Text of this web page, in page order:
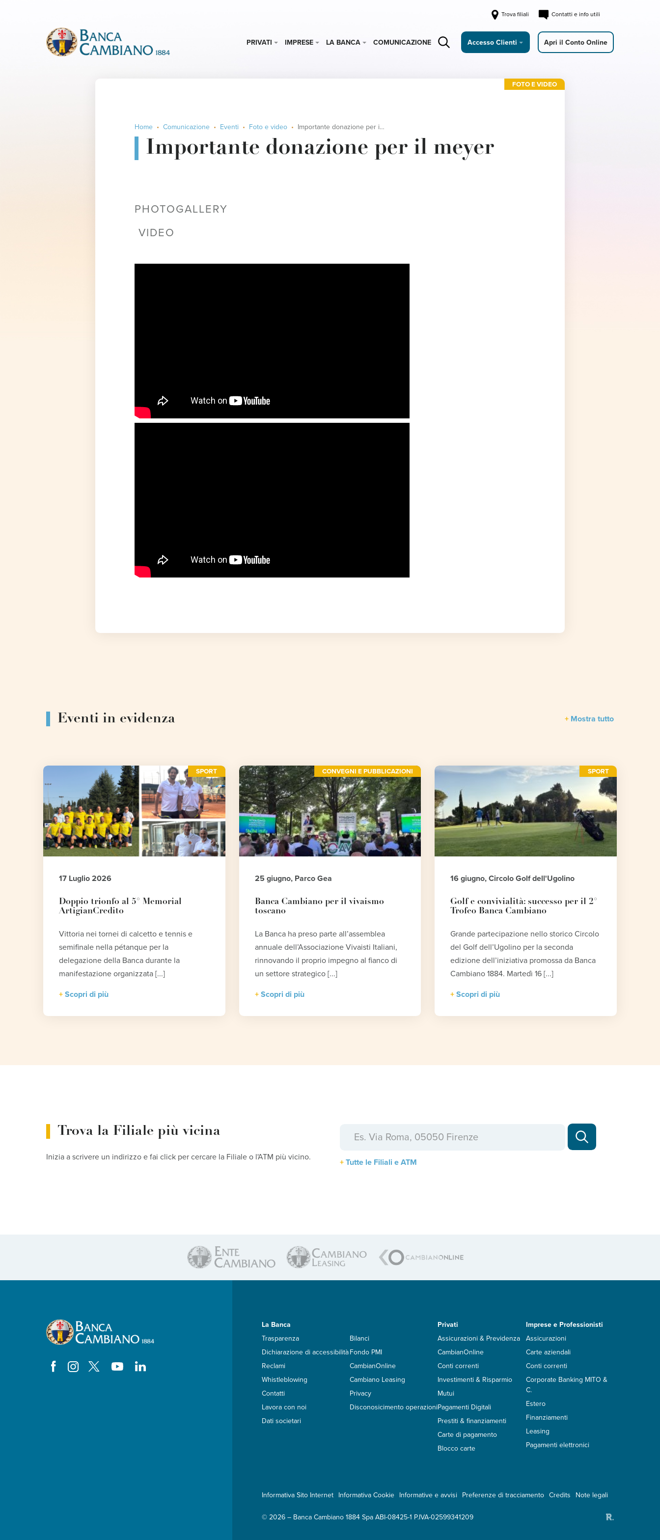
Trova filiali Contatti e info utili
PRIVATI IMPRESE LA BANCA COMUNICAZIONE Accesso Clienti Apri il Conto Online
Home Comunicazione Eventi Foto e video Importante donazione per il meyer
Importante donazione per il meyer
FOTO E VIDEO
PHOTOGALLERY
VIDEO
Eventi in evidenza Mostra tutto
SPORT
17 Luglio 2026
Doppio trionfo al 5° Memorial
ArtigianCredito
Vittoria nei tornei di calcetto e tennis e
semifinale nella pétanque per la
delegazione della Banca durante la
manifestazione organizzata [...]
Scopri di più
CONVEGNI E PUBBLICAZIONI
25 giugno, Parco Gea
Banca Cambiano per il vivaismo
toscano
La Banca ha preso parte all’assemblea
annuale dell’Associazione Vivaisti Italiani,
rinnovando il proprio impegno al fianco di
un settore strategico [...]
Scopri di più
SPORT
16 giugno, Circolo Golf dell'Ugolino
Golf e convivialità: successo per il 2°
Trofeo Banca Cambiano
Grande partecipazione nello storico Circolo
del Golf dell’Ugolino per la seconda
edizione dell’iniziativa promossa da Banca
Cambiano 1884. Martedì 16 [...]
Scopri di più
Trova la Filiale più vicina
Inizia a scrivere un indirizzo e fai click per cercare la Filiale o l'ATM più vicino.
Tutte le Filiali e ATM
La Banca
Trasparenza
Dichiarazione di accessibilità
Reclami
Whistleblowing
Contatti
Lavora con noi
Dati societari
Bilanci
Fondo PMI
CambianOnline
Cambiano Leasing
Privacy
Disconosicimento operazioni
Privati
Assicurazioni & Previdenza
CambianOnline
Conti correnti
Investimenti & Risparmio
Mutui
Pagamenti Digitali
Prestiti & finanziamenti
Carte di pagamento
Blocco carte
Imprese e Professionisti
Assicurazioni
Carte aziendali
Conti correnti
Corporate Banking MITO &
C.
Estero
Finanziamenti
Leasing
Pagamenti elettronici
Informativa Sito Internet Informativa Cookie Informative e avvisi Preferenze di tracciamento Credits Note legali
© 2026 – Banca Cambiano 1884 Spa ABI-08425-1 P.IVA-02599341209